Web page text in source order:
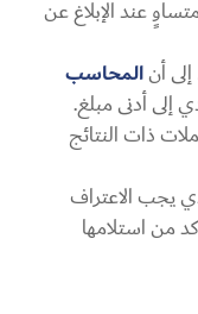
عند الإبلاغ عن
أنالمحاسب
إلى أدنى مبلغ.
ذات النتائج
يجب الاعتراف
من استلامها